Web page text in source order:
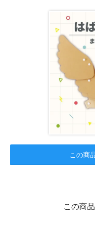
この商
この商